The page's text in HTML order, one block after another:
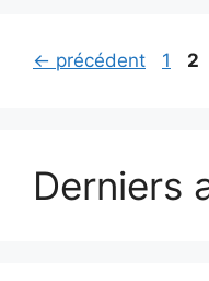
← précédent Page
1 2
Derniers